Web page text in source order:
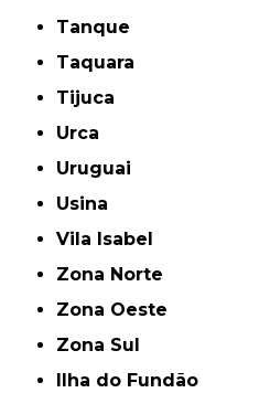
Tanque
Taquara
Tijuca
Urca
Uruguai
Usina
Vila Isabel
Zona Norte
Zona Oeste
Zona Sul
ilha do Fundão